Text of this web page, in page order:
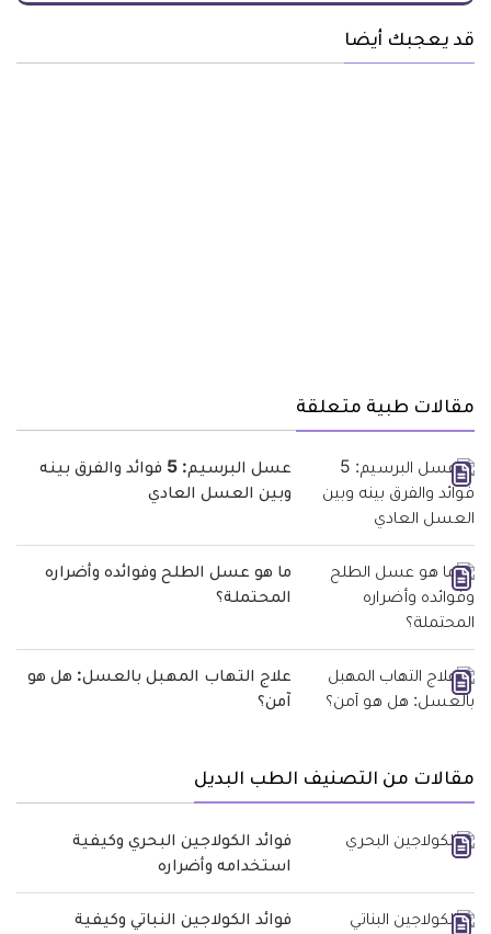
قد يعجبك أيضا
مقالات طبية متعلقة
عسل البرسيم: 5 فوائد والفرق بينه
وبين العسل العادي
ما هو عسل الطلح وفوائده وأضراره
المحتملة؟
علاج التهاب المهبل بالعسل: هل هو
آمن؟
مقالات من التصنيف الطب البديل
فوائد الكولاجين البحري وكيفية
استخدامه وأضراره
فوائد الكولاجين النباتي وكيفية